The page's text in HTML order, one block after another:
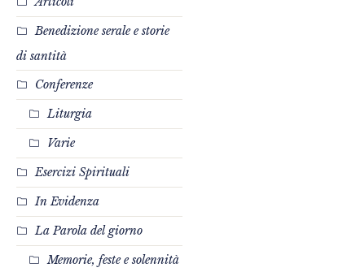
Benedizione serale e storie
di santità
Conferenze
Liturgia
Varie
Esercizi Spirituali
In Evidenza
La Parola del giorno
Memorie, feste e solennità